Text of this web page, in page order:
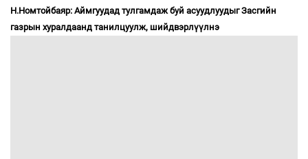
Н.Номтойбаяр: Аймгуудад тулгамдаж буй асуудлуудыг Засгийн
газрын хуралдаанд танилцуулж, шийдвэрлүүлнэ